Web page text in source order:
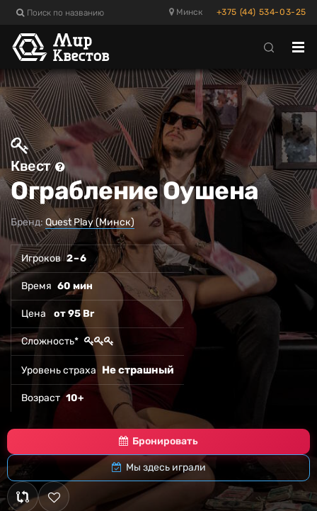
Минск
Поиск по названию +375 (44) 534-03-25
Квест
Ограбление Оушена
Бренд:Quest Play (Минск)
Игроков 2 – 6
Время 60 мин
Цена от 95 Br
Сложность*
Уровень страха Не страшный
Возраст 10+
Бронировать
Мы здесь играли